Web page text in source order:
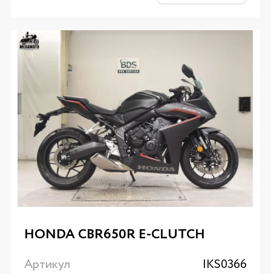
HONDA CBR650R E-CLUTCH
Артикул
IKS0366